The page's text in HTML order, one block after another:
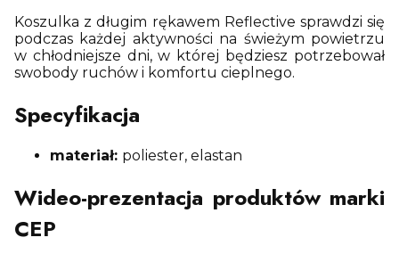
Koszulka z długim rękawem Reflective sprawdzi się
podczas każdej aktywności na świeżym powietrzu
w chłodniejsze dni, w której będziesz potrzebował
swobody ruchów i komfortu cieplnego.
Specyfikacja
materiał: poliester, elastan
Wideo-prezentacja produktów marki
CEP